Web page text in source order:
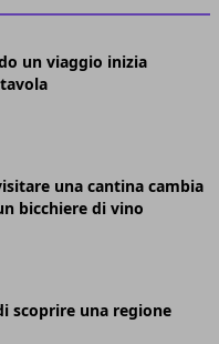
un viaggio inizia
una cantina cambia
bicchiere di vino
scoprire una regione